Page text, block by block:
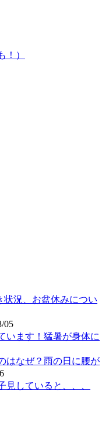
！）
況、お盆休みについ
05
います！猛暑が身体に
はなぜ？雨の日に腰が
見していると、、、